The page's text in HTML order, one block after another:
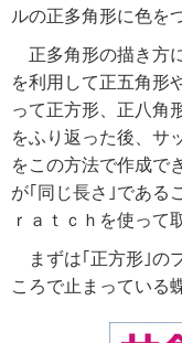
ルの正多角形に色を
正多角形の描き方
を利用して正五角形
って正方形、正八角
をふり返った後、サ
をこの方法で作成で
が｢同じ長さ｣である
ｒａｔｃｈを使って
まずは｢正方形｣の
ころで止まっている